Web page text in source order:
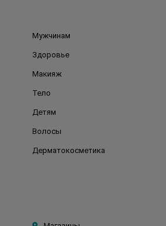
Мужчинам
Здоровье
Макияж
Тело
Детям
Волосы
Дерматокосметика